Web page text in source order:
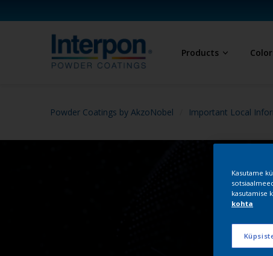
Products
Powder Coatings by AkzoNobel Important Local
Kasutame
kasutamise
kohta